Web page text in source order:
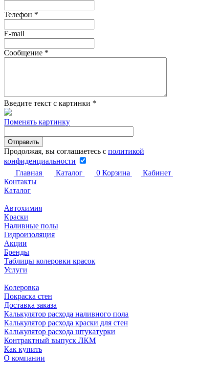
Телефон *
E-mail
Сообщение *
Введите текст с картинки *
Поменять картинку
Продолжая, вы соглашаетесь с политикой
конфиденциальности
Главная
Каталог 0 Корзина
Кабинет
Контакты
Каталог
Автохимия
Краски
Наливные полы
Гидроизоляция
Акции
Бренды
Таблицы колеровки красок
Услуги
Колеровка
Покраска стен
Доставка заказа
Калькулятор расхода наливного пола
Калькулятор расхода краски для стен
Калькулятор расхода штукатурки
Контрактный выпуск ЛКМ
Как купить
О компании